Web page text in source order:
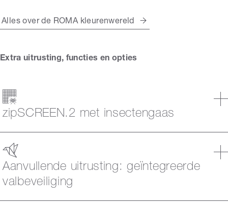
Alles over de ROMA kleurenwereld
Extra uitrusting, functies en opties
zipSCREEN.2 met insectengaas
Aanvullende uitrusting: geïntegreerde
valbeveiliging